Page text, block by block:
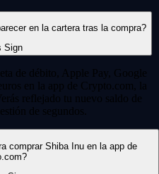
en la cartera tras la compra?
de débito, Apple Pay, Google
en la app de Crypto.com, la
reflejado tu nuevo saldo de
de segundos.
comprar Shiba Inu en la app de